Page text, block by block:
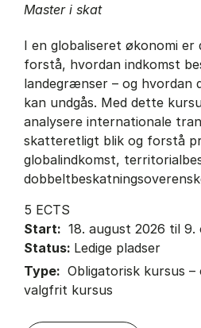
Master i skat
I en globaliseret økonomi er
forstå, hvordan indkomst
landegrænser – og hvordan
kan undgås. Med dette
analysere internationale
skatteretligt blik og forstå
globalindkomst,
5 ECTS
Start: 18. august 2026 til
Status: Ledige pladser
Type: Obligatorisk kursus –
valgfrit kursus